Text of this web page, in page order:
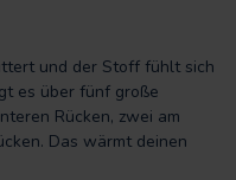
und der Stoff fühlt sich
es über fünf große
Rücken, zwei am
Das wärmt deinen